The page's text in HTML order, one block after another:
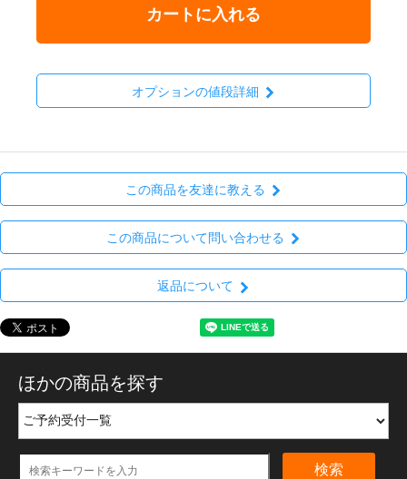
カートに入れる
オプションの値段詳細
この商品を友達に教える
この商品について問い合わせる
返品について
ほかの商品を探す
検索